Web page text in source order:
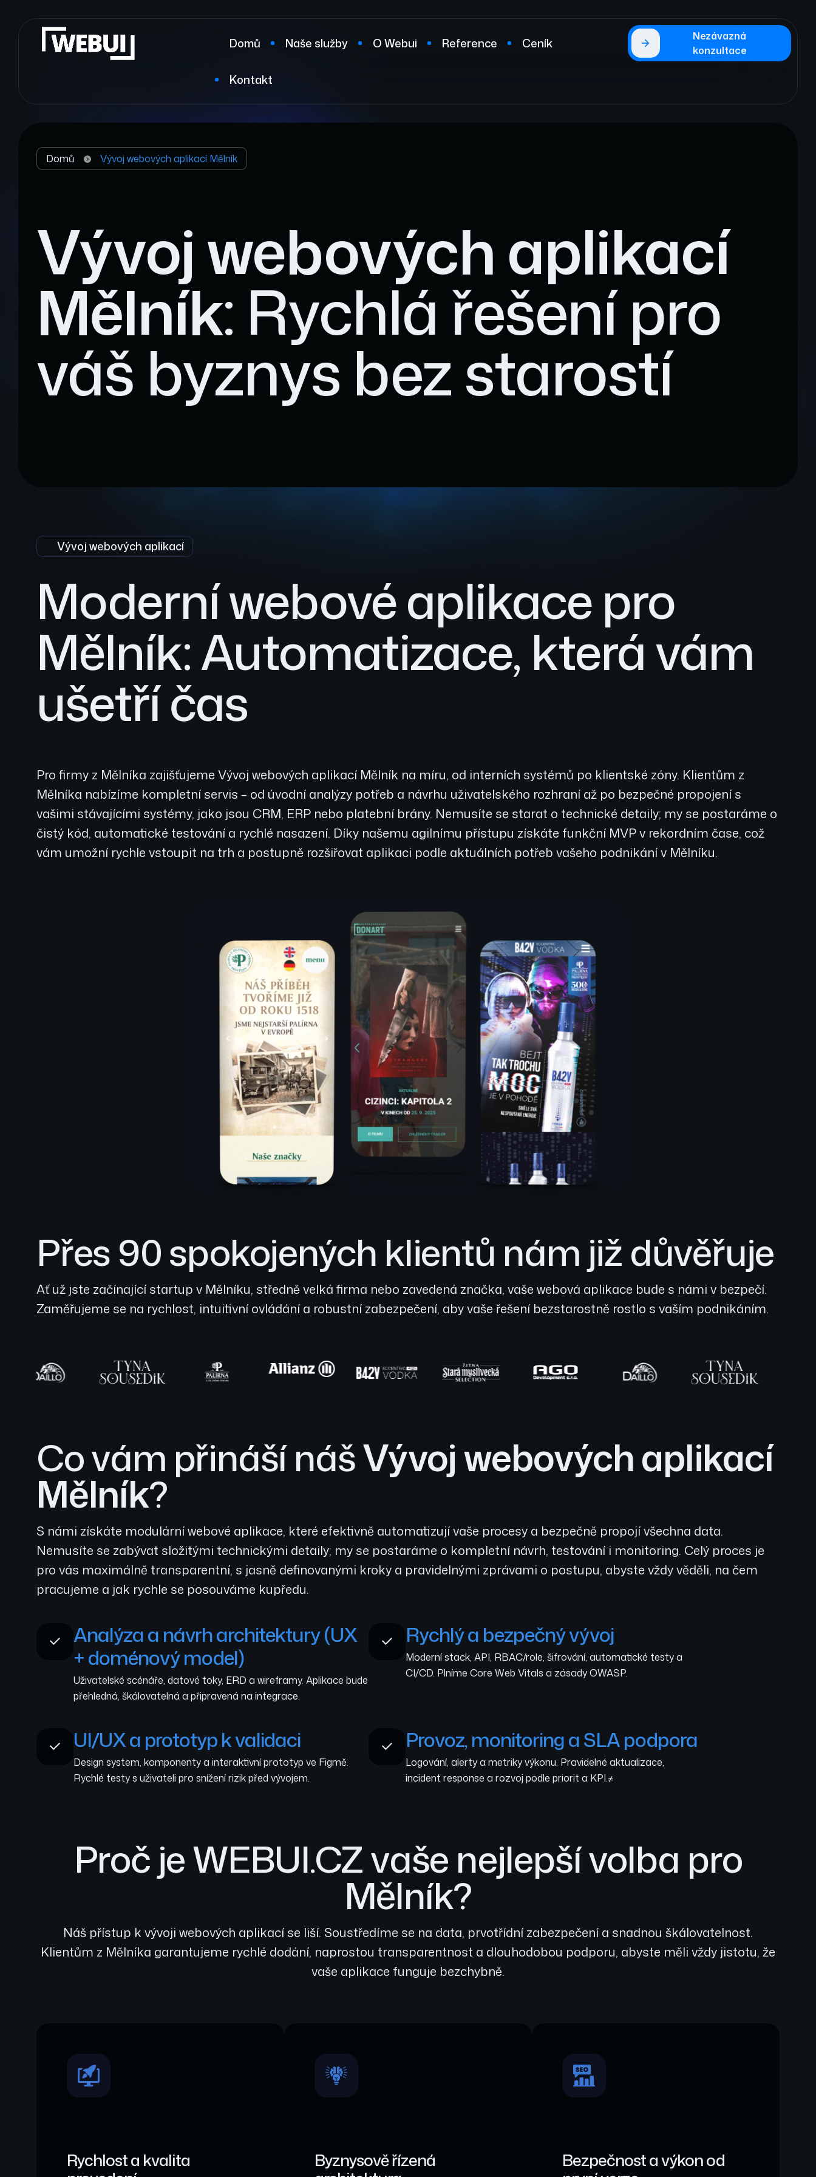
Domů Naše služby O Webui Reference Ceník
Kontakt
Nezávazná
konzultace
Domů Vývoj webových aplikací Mělník
Vývoj webových aplikací
Mělník: Rychlá řešení pro
váš byznys bez starostí
Vývoj webových aplikací
Moderní webové aplikace pro
Mělník: Automatizace, která vám
ušetří čas
Pro firmy z Mělníka zajišťujeme Vývoj webových aplikací Mělník na míru, od interních systémů po klientské zóny. Klientům z
Mělníka nabízíme kompletní servis – od úvodní analýzy potřeb a návrhu uživatelského rozhraní až po bezpečné propojení s
vašimi stávajícími systémy, jako jsou CRM, ERP nebo platební brány. Nemusíte se starat o technické detaily; my se postaráme o
čistý kód, automatické testování a rychlé nasazení. Díky našemu agilnímu přístupu získáte funkční MVP v rekordním čase, což
vám umožní rychle vstoupit na trh a postupně rozšiřovat aplikaci podle aktuálních potřeb vašeho podnikání v Mělníku.
Přes 90 spokojených klientů nám již důvěřuje
Ať už jste začínající startup v Mělníku, středně velká firma nebo zavedená značka, vaše webová aplikace bude s námi v bezpečí.
Zaměřujeme se na rychlost, intuitivní ovládání a robustní zabezpečení, aby vaše řešení bezstarostně rostlo s vaším podnikáním.
Co vám přináší nášVývoj webových aplikací
Mělník?
S námi získáte modulární webové aplikace, které efektivně automatizují vaše procesy a bezpečně propojí všechna data.
Nemusíte se zabývat složitými technickými detaily; my se postaráme o kompletní návrh, testování i monitoring. Celý proces je
pro vás maximálně transparentní, s jasně definovanými kroky a pravidelnými zprávami o postupu, abyste vždy věděli, na čem
pracujeme a jak rychle se posouváme kupředu.
Analýza a návrh architektury (UX
+ doménový model)
Uživatelské scénáře, datové toky, ERD a wireframy. Aplikace bude
přehledná, škálovatelná a připravená na integrace.
Rychlý a bezpečný vývoj
Moderní stack, API, RBAC/role, šifrování, automatické testy a
CI/CD. Plníme Core Web Vitals a zásady OWASP.
UI/UX a prototyp k validaci
Design system, komponenty a interaktivní prototyp ve Figmě.
Rychlé testy s uživateli pro snížení rizik před vývojem.
Provoz, monitoring a SLA podpora
Logování, alerty a metriky výkonu. Pravidelné aktualizace,
incident response a rozvoj podle priorit a KPI.≠
Proč je WEBUI.CZ vaše nejlepší volba pro
Mělník?
Náš přístup k vývoji webových aplikací se liší. Soustředíme se na data, prvotřídní zabezpečení a snadnou škálovatelnost.
Klientům z Mělníka garantujeme rychlé dodání, naprostou transparentnost a dlouhodobou podporu, abyste měli vždy jistotu, že
vaše aplikace funguje bezchybně.
Rychlost a kvalita
Byznysově řízená
Bezpečnost a výkon od